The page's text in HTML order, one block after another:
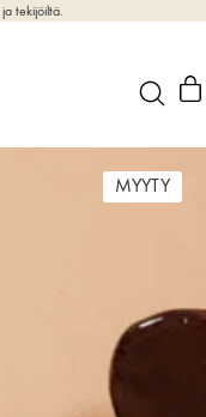
tekijöiltä.
MYYTY